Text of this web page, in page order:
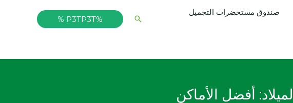
صندوق مستحضرات التجميل
البحث %P3TP3T %
أفضل الأماكن